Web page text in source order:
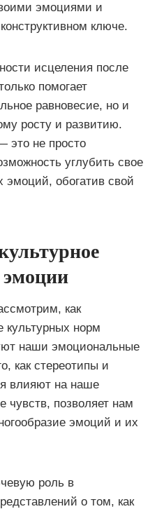
эмоциями и
ключе.
исцеления после
помогает
равновесие, но и
росту и развитию.
это не просто
углубить свое
эмоций, обогатив свой
эмоции
как
культурных норм
наши эмоциональные
как стереотипы и
влияют на наше
чувств, позволяет нам
эмоций и их
роль в
о том, как